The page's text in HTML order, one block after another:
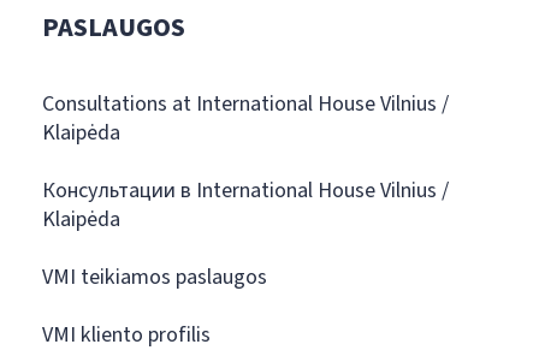
PASLAUGOS
Consultations at International House Vilnius /
Klaipėda
Консультации в International House Vilnius /
Klaipėda
VMI teikiamos paslaugos
VMI kliento profilis